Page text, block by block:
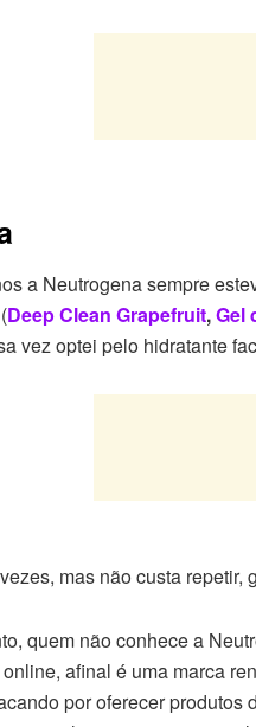
a Neutrogena sempre
Deep Clean Grapefruit,Gel
vez optei pelo hidratante
mas não custa
quem não conhece a
afinal é uma marca
por oferecer